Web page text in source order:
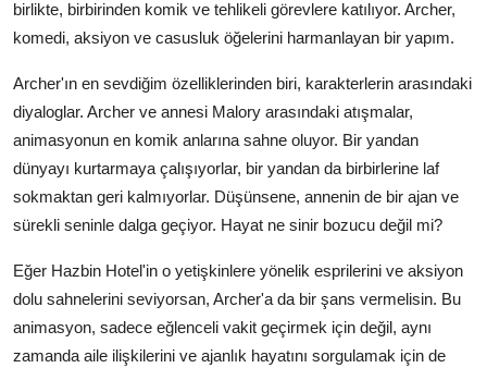
birlikte, birbirinden komik ve tehlikeli görevlere katılıyor. Archer,
komedi, aksiyon ve casusluk öğelerini harmanlayan bir yapım.
Archer'ın en sevdiğim özelliklerinden biri, karakterlerin arasındaki
diyaloglar. Archer ve annesi Malory arasındaki atışmalar,
animasyonun en komik anlarına sahne oluyor. Bir yandan
dünyayı kurtarmaya çalışıyorlar, bir yandan da birbirlerine laf
sokmaktan geri kalmıyorlar. Düşünsene, annenin de bir ajan ve
sürekli seninle dalga geçiyor. Hayat ne sinir bozucu değil mi?
Eğer Hazbin Hotel'in o yetişkinlere yönelik esprilerini ve aksiyon
dolu sahnelerini seviyorsan, Archer'a da bir şans vermelisin. Bu
animasyon, sadece eğlenceli vakit geçirmek için değil, aynı
zamanda aile ilişkilerini ve ajanlık hayatını sorgulamak için de